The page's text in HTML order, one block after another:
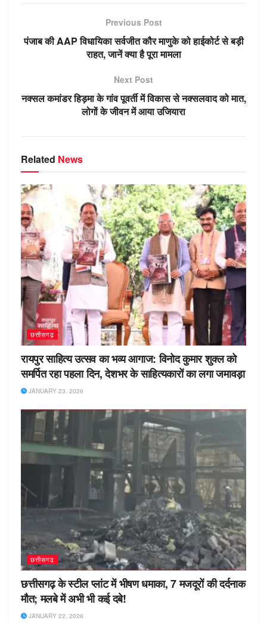
A a n
g
e
b
o
o
k
dI
n
r kl
ni
Previous Post
पंजाब की AAP विधायिका सर्वजीत कौर माणुके को हाईकोर्ट से बड़ी
राहत, जानें क्या है पूरा मामला
Next Post
नक्सल कमांडर हिड़मा के गांव पूवर्ती में विकास से नक्सलवाद को मात,
लोगों के जीवन में आया उजियारा
Related News
छत्तीसगढ़
रायपुर साहित्य उत्सव का भव्य आगाज: विनोद कुमार शुक्ल को
समर्पित रहा पहला दिन, देशभर के साहित्यकारों का लगा जमावड़ा
JANUARY 23, 2026
छत्तीसगढ़
छत्तीसगढ़ के स्टील प्लांट में भीषण धमाका, 7 मजदूरों की दर्दनाक
मौत; मलबे में अभी भी कई दबे!
JANUARY 22, 2026